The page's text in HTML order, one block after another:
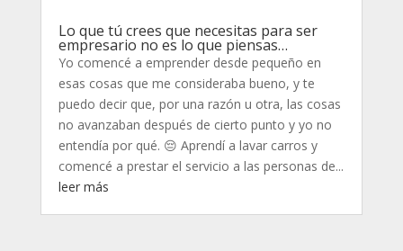
Lo que tú crees que necesitas para ser
empresario no es lo que piensas…
Yo comencé a emprender desde pequeño en
esas cosas que me consideraba bueno, y te
puedo decir que, por una razón u otra, las cosas
no avanzaban después de cierto punto y yo no
entendía por qué. 😔 Aprendí a lavar carros y
comencé a prestar el servicio a las personas de...
leer más